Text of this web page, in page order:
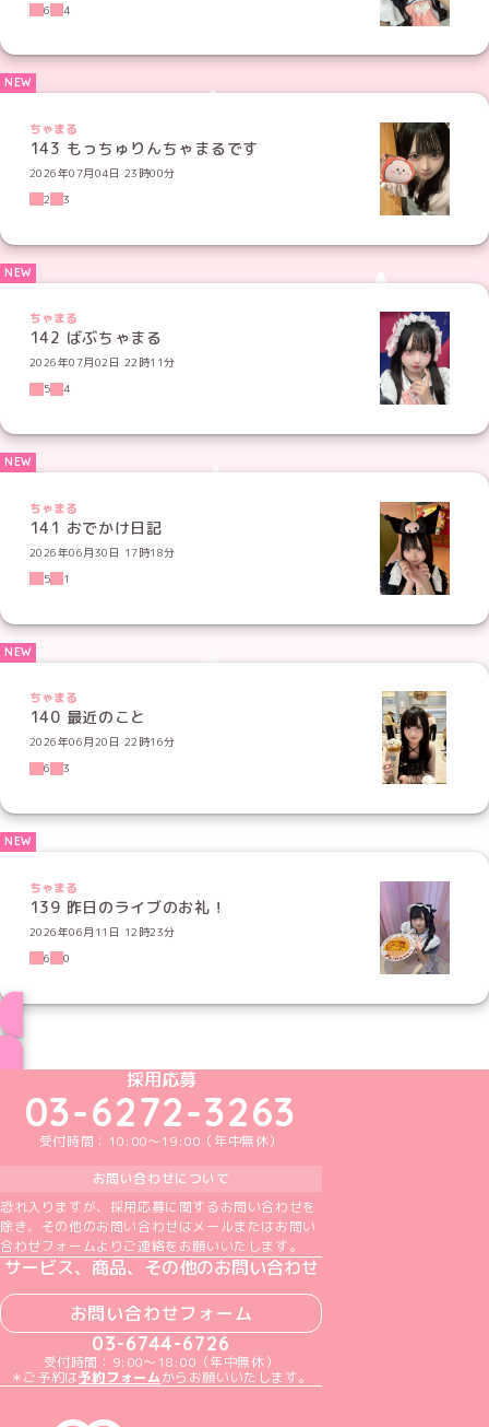
6
4
ちゃまる
143 もっちゅりんちゃまるです
2026年07月04日 23時00分
2
3
ちゃまる
142 ばぶちゃまる
2026年07月02日 22時11分
5
4
ちゃまる
141 おでかけ日記
2026年06月30日 17時18分
5
1
ちゃまる
140 最近のこと
2026年06月20日 22時16分
6
3
ちゃまる
139 昨日のライブのお礼！
2026年06月11日 12時23分
6
0
めいどりーみんTikTok公式アカウント
めいどりーみんX公式アカウント
めいどりーみんInstagram公式アカウント
めいどりーみんFacebook公式アカウン
めいどりーみんYouTube公式アカ
採用応募
03-6272-3263
受付時間：10:00～19:00（年中無休）
お問い合わせについて
恐れ入りますが、採用応募に関するお問い合わせを
除き、その他のお問い合わせはメールまたはお問い
合わせフォームよりご連絡をお願いいたします。
サービス、商品、その他のお問い合わせ
お問い合わせフォーム
03-6744-6726
受付時間：9:00～18:00（年中無休）
＊ご予約は予約フォームからお願いいたします。